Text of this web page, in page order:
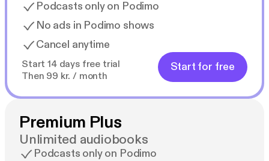
Podcasts only on Podimo
No ads in Podimo shows
Cancel anytime
Start 14 days free trial
Then 99 kr. / month
Start for free
Premium Plus
Unlimited audiobooks
Podcasts only on Podimo